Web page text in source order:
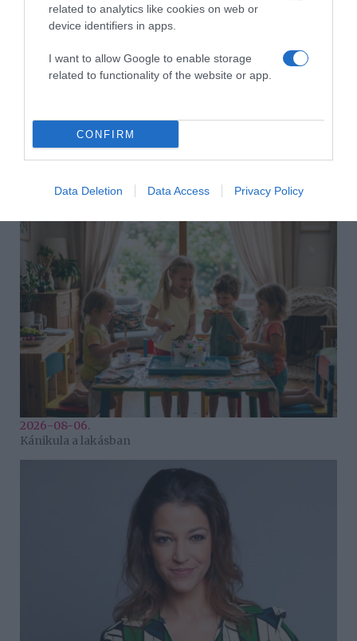
related to analytics like cookies on web or
device identifiers in apps.
I want to allow Google to enable storage
related to functionality of the website or app.
CONFIRM
Data Deletion Data Access Privacy Policy
2026-08-06.
Ahány ház, annyi hűsítő
2026-08-06.
Kánikula a lakásban